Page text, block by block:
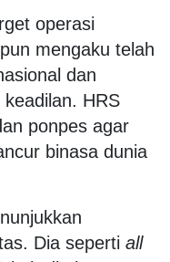
operasi
mengaku telah
dan
HRS
ponpes agar
binasa dunia
Dia seperti all